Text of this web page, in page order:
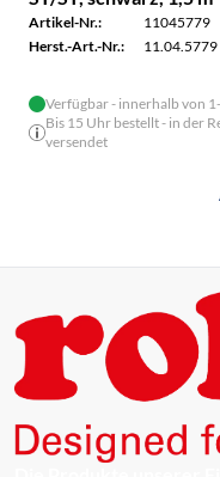
Artikel-Nr.:
11045779
Herst.-Art.-Nr.:
11.04.5779
Verfügbar - innerhalb von
Bis 15 Uhr bestellt - in der
versendet